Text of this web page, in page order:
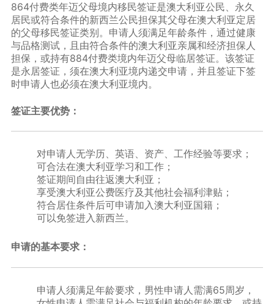
864付费类年迈父母境内移民签证是澳大利亚公民、永久
居民或符合条件的新西兰公民担保其父母在澳大利亚定居
的父母移民签证类别。申请人须满足年龄条件，通过健康
与品格测试，且由符合条件的澳大利亚亲属和经济担保人
担保，或持有884付费类境内年迈父母临居签证。该签证
是永居签证，须在澳大利亚境内递交申请，并且签证下签
时申请人也必须在澳大利亚境内。
签证主要优势：
对申请人无学历、英语、资产、工作经验等要求；
可合法在澳大利亚学习和工作；
签证期间自由往返澳大利亚；
享受澳大利亚公费医疗及其他社会福利津贴；
符合居住条件后可申请加入澳大利亚国籍；
可以免签进入新西兰。
申请的基本要求：
申请人须满足年龄要求，男性申请人需满65周岁，